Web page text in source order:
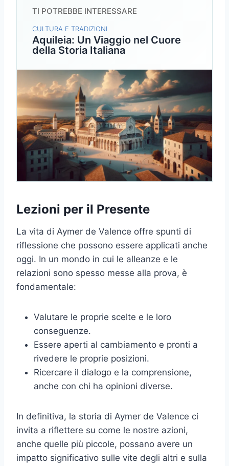
TI POTREBBE INTERESSARE
CULTURA E TRADIZIONI
Aquileia: Un Viaggio nel Cuore
della Storia Italiana
Lezioni per il Presente
La vita di Aymer de Valence offre spunti di
riflessione che possono essere applicati anche
oggi. In un mondo in cui le alleanze e le
relazioni sono spesso messe alla prova, è
fondamentale:
Valutare le proprie scelte e le loro
conseguenze.
Essere aperti al cambiamento e pronti a
rivedere le proprie posizioni.
Ricercare il dialogo e la comprensione,
anche con chi ha opinioni diverse.
In definitiva, la storia di Aymer de Valence ci
invita a riflettere su come le nostre azioni,
anche quelle più piccole, possano avere un
impatto significativo sulle vite degli altri e sulla